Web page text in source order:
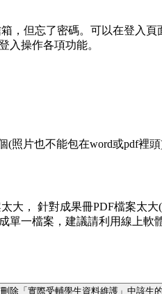
，但忘了密碼。可以在登入頁
入操作各項功能。
(照片也不能包在word或pdf裡
大， 針對成果冊PDF檔案太
一檔案，建議請利用線上軟
除「實際受輔學生資料維護」中該生